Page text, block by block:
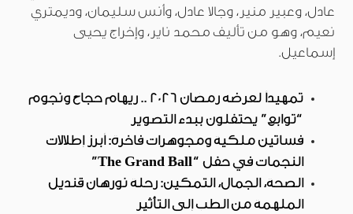
عادل، وعبير منير، وجالا عادل، وأنس سليمان، وديمتري
نعيم، وهو من تأليف محمد ناير، وإخراج يحيى
إسماعيل.
تمهيداً لعرضه رمضان 2026 .. ريهام حجاج ونجوم
“توابع” يحتفلون ببدء التصوير
فساتين ملكية ومجوهرات فاخرة: أبرز إطلالات
النجمات في حفل “The Grand Ball”
الصحة، الجمال، التمكين: رحلة نورهان قنديل
الملهمة من الطب إلى التأثير